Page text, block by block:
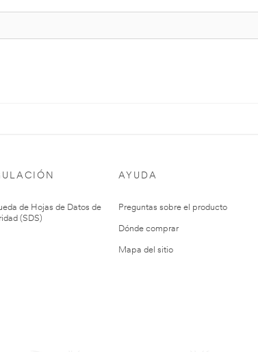
de Hojas de Datos de
(SDS)
AYUDA
Preguntas sobre el producto
Dónde comprar
Mapa del sitio